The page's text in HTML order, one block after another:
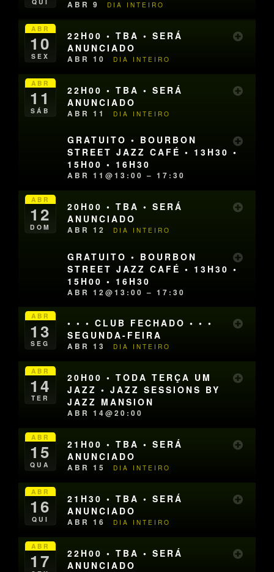
ABR 9 DIA INTEIRO
ABR
10
SEX
22H00 • TBA • SERÁ
ANUNCIADO
ABR 10 DIA INTEIRO
ABR
11
SÁB
22H00 • TBA • SERÁ
ANUNCIADO
ABR 11 DIA INTEIRO
GRATUITO • BOURBON
STREET JAZZ CAFÉ • 13H30 •
15H00 • 16H30
ABR 11@13:00 – 17:30
ABR
12
DOM
20H00 • TBA • SERÁ
ANUNCIADO
ABR 12 DIA INTEIRO
GRATUITO • BOURBON
STREET JAZZ CAFÉ • 13H30 •
15H00 • 16H30
ABR 12@13:00 – 17:30
ABR
13
SEG
• • • CLUB FECHADO • • •
SEGUNDA-FEIRA
ABR 13 DIA INTEIRO
ABR
14
TER
20H00 • TODA TERÇA UM
JAZZ • JAZZ SESSIONS BY
JAZZ MANSION
ABR 14@20:00
ABR
15
QUA
21H00 • TBA • SERÁ
ANUNCIADO
ABR 15 DIA INTEIRO
ABR
16
QUI
21H30 • TBA • SERÁ
ANUNCIADO
ABR 16 DIA INTEIRO
ABR
17
22H00 • TBA • SERÁ
ANUNCIADO